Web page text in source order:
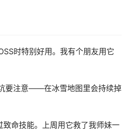
时特别好用。我有个朋友用它
要注意——在冰雪地图里会持续掉
命技能。上周用它救了我师妹一